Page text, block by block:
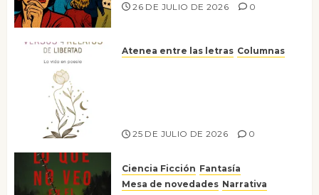
26 DE JULIO DE 2026 0
Atenea entre las letras Columnas
25 DE JULIO DE 2026 0
Ciencia Ficción Fantasía
Mesa de novedades Narrativa